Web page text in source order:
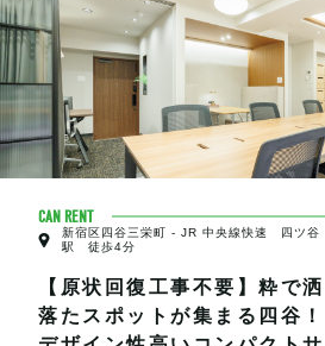
CAN RENT
新宿区四谷三栄町 - JR 中央線快速 四ツ谷
駅 徒歩4分
【原状回復工事不要】粋で洒
落たスポットが集まる四谷！